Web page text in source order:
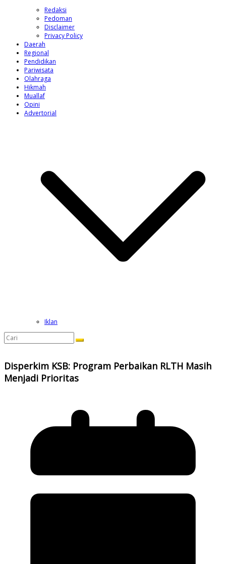
Redaksi
Pedoman
Disclaimer
Privacy Policy
Daerah
Regional
Pendidikan
Pariwisata
Olahraga
Hikmah
Muallaf
Opini
Advertorial
Iklan
Disperkim KSB: Program Perbaikan RLTH Masih
Menjadi Prioritas